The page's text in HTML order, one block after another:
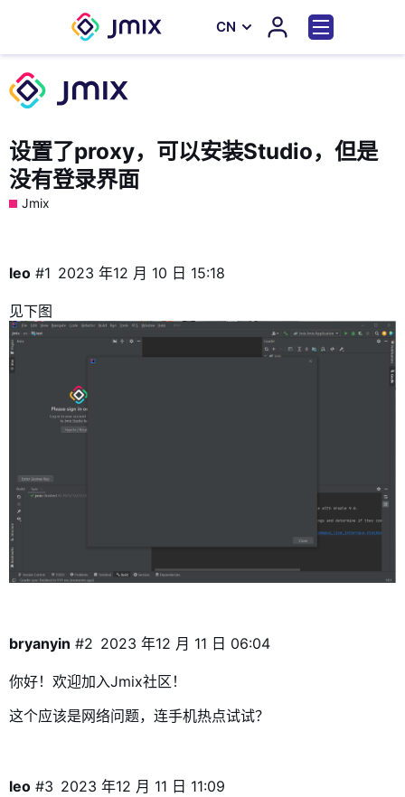
СN
设置了proxy，可以安装Studio，但是
没有登录界面
Jmix
leo 2023 年12 月 10 日 15:18
#1
见下图
bryanyin 2023 年12 月 11 日 06:04
#2
你好！欢迎加入Jmix社区！
这个应该是网络问题，连手机热点试试？
leo 2023 年12 月 11 日 11:09
#3